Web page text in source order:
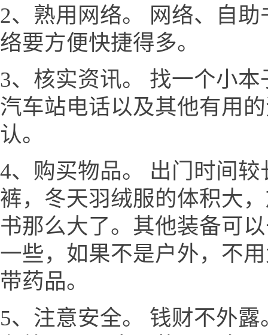
2、熟用网络。 网络、自
络要方便快捷得多。
3、核实资讯。 找一个小
汽车站电话以及其他有用
认。
4、购买物品。 出门时间
裤，冬天羽绒服的体积大
书那么大了。其他装备可
一些，如果不是户外，不
带药品。
5、注意安全。 钱财不外